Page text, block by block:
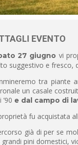
EVENTO
27 giugno vi
suggestivo e fresco,
tra piante
un casale
’90 e dal campo di
fu acquistata
già di per se
grandi pini domestici,